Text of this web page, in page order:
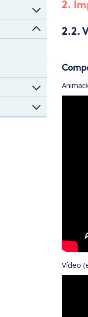
2.
2.2.
Vídeo